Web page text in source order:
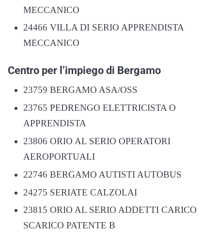
MECCANICO
24466 VILLA DI SERIO APPRENDISTA
MECCANICO
Centro per l’impiego di Bergamo
23759 BERGAMO ASA/OSS
23765 PEDRENGO ELETTRICISTA O
APPRENDISTA
23806 ORIO AL SERIO OPERATORI
AEROPORTUALI
22746 BERGAMO AUTISTI AUTOBUS
24275 SERIATE CALZOLAI
23815 ORIO AL SERIO ADDETTI CARICO
SCARICO PATENTE B